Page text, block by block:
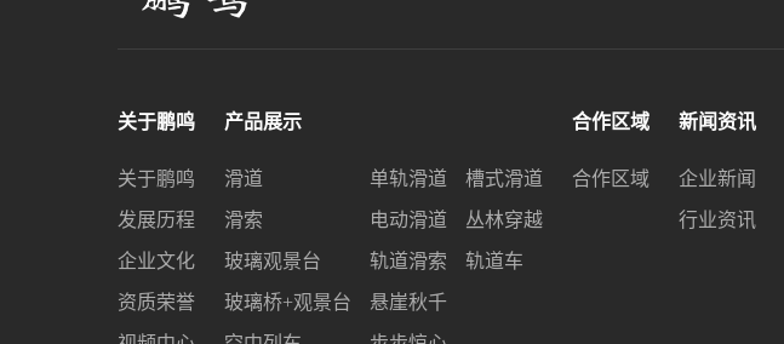
关于鹏鸣
关于鹏鸣
发展历程
企业文化
资质荣誉
产品展示
滑道
滑索
玻璃观景台
玻璃桥+观景台
单轨滑道
电动滑道
轨道滑索
悬崖秋千
槽式滑道
丛林穿越
轨道车
合作区域
合作区域
新闻资讯
企业新闻
行业资讯